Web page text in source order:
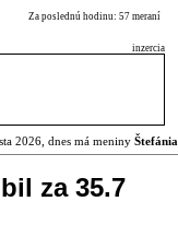
Za poslednú hodinu: 57 meraní
inzercia
2026, dnes má meniny Štefánia
za 35.7